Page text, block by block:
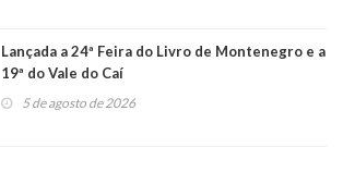
Lançada a 24ª Feira do Livro de Montenegro e a
19ª do Vale do Caí
5 de agosto de 2026